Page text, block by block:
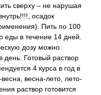
сверху – не нарушая
осадок
Пить по 100
еды в течение 14 дней.
дозу можно
день. Готовый раствор
4 курса в год в
весна-лето, лето-
раствор готовится